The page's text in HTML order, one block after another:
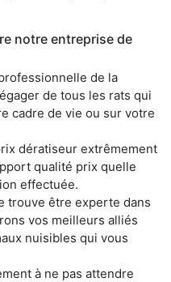
notre entreprise de
de la
de tous les rats qui
cadre de vie ou sur votre
dératiseur extrêmement
qualité prix quelle
effectuée.
trouve être experte dans
vos meilleurs alliés
nuisibles qui vous
à ne pas attendre